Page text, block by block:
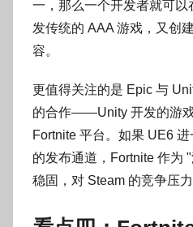
一，那么一个开发者就可
发传统的 AAA 游戏，又创
容。
更值得关注的是 Epic 与
的合作——Unity 开发的游
Fortnite 平台。如果 UE6
的发布通道，Fortnite 作为
稳固，对 Steam 的竞争压